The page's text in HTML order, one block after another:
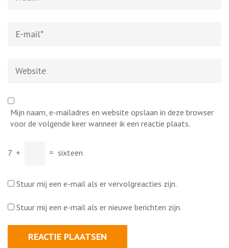
mail*
Mijn naam, e-mailadres en website opslaan in deze browser
voor de volgende keer wanneer ik een reactie plaats.
7 + = sixteen
Stuur mij een e-mail als er vervolgreacties zijn.
Stuur mij een e-mail als er nieuwe berichten zijn.